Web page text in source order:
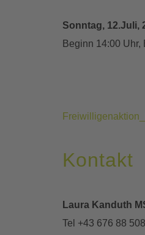
Sonntag, 12.Juli,
Beginn 14:00 Uhr,
Kontakt
Laura Kanduth
Tel +43 676 88